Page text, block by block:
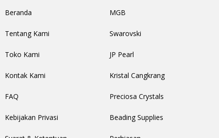
Beranda
Tentang Kami
Toko Kami
Kontak Kami
FAQ
Kebijakan Privasi
MGB
Swarovski
JP Pearl
Kristal Cangkrang
Preciosa Crystals
Beading Supplies